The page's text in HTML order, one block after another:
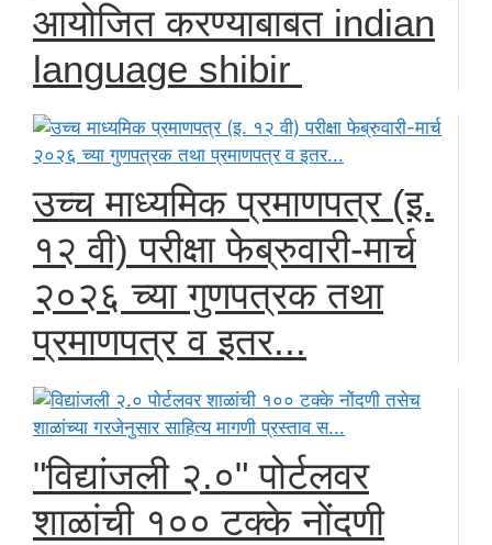
आयोजित करण्याबाबत indian
language shibir
उच्च माध्यमिक प्रमाणपत्र (इ.
१२ वी) परीक्षा फेब्रुवारी-मार्च
२०२६ च्या गुणपत्रक तथा
प्रमाणपत्र व इतर...
"विद्यांजली २.०" पोर्टलवर
शाळांची १०० टक्के नोंदणी